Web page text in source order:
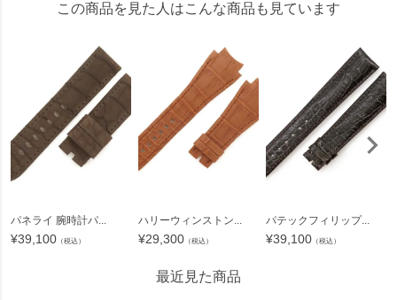
この商品を見た人はこんな商品も見ています
パネライ 腕時計パ...
¥39,100 （税込）
ハリーウィンストン...
¥29,300 （税込）
パテックフィリップ...
¥39,100 （税込）
最近見た商品